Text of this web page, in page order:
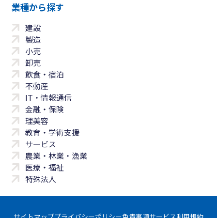
業種から探す
建設
製造
小売
卸売
飲食・宿泊
不動産
IT・情報通信
金融・保険
理美容
教育・学術支援
サービス
農業・林業・漁業
医療・福祉
特殊法人